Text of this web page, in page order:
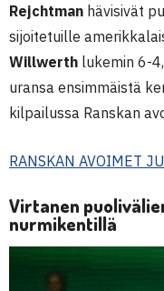
Rejchtman hävisivät
sijoitetuille
Willwerth lukemin 6-
uransa ensimmäistä
kilpailussa Ranskan
RANSKAN AVOIMET
Virtanen
nurmikentillä